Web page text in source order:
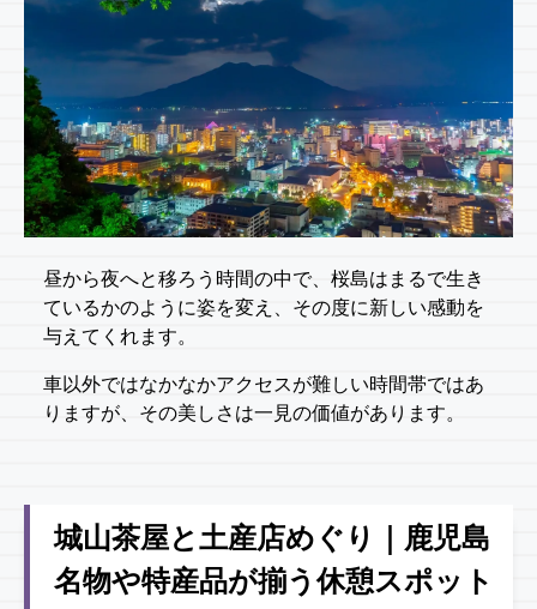
昼から夜へと移ろう時間の中で、桜島はまるで生き
ているかのように姿を変え、その度に新しい感動を
与えてくれます。
車以外ではなかなかアクセスが難しい時間帯ではあ
りますが、その美しさは一見の価値があります。
城山茶屋と土産店めぐり｜鹿児島
名物や特産品が揃う休憩スポット